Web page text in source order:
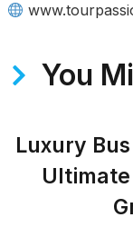
You
Luxury